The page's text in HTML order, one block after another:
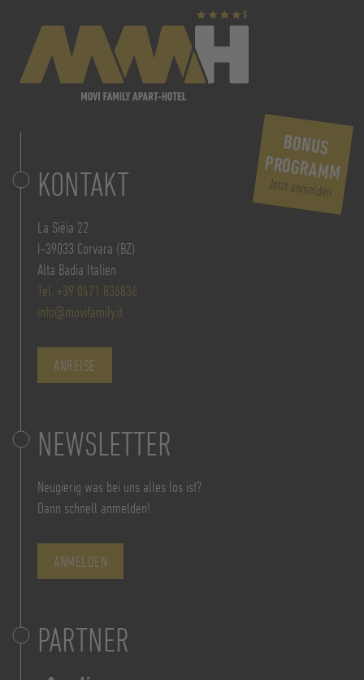
BONUS
PROGRAMM
Jetzt anmelden
KONTAKT
La Siëia 22
I-39033 Corvara (BZ)
Alta Badia Italien
Tel. +39 0471 836836
info@movifamily.it
ANREISE
NEWSLETTER
Neugierig was bei uns alles los ist?
Dann schnell anmelden!
ANMELDEN
PARTNER